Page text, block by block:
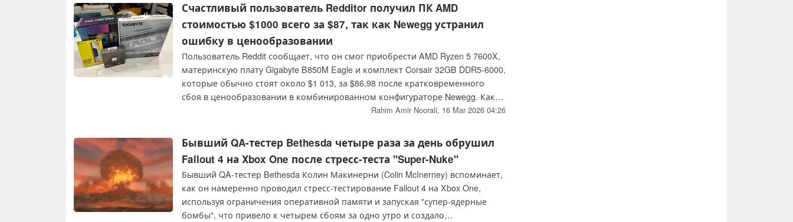
Счастливый пользователь Redditor получил ПК AMD
стоимостью $1000 всего за $87, так как Newegg устранил
ошибку в ценообразовании
Пользователь Reddit сообщает, что он смог приобрести AMD Ryzen 5 7600X,
материнскую плату Gigabyte B850M Eagle и комплект Corsair 32GB DDR5-6000,
которые обычно стоят около $1 013, за $86,98 после кратковременного
сбоя в ценообразовании в комбинированном конфигураторе Newegg. Как
сообщается, Newegg выполнил заказ и отправил детали до устранения
потребовались только корпус, SSD и GPU.
Rahim Amir Noorali, 16 Mar 2026 04:26
Бывший QA-тестер Bethesda четыре раза за день обрушил
Fallout 4 на Xbox One после стресс-теста "Super-Nuke"
Бывший QA-тестер Bethesda Колин Макинерни (Colin McInerney) вспоминает,
как он намеренно проводил стресс-тестирование Fallout 4 на Xbox One,
используя ограничения оперативной памяти и запуская "супер-ядерные
бомбы", что привело к четырем сбоям за одно утро и создало